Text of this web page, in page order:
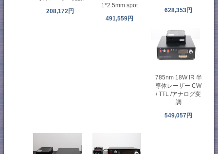
208,172円
1*2.5mm spot
491,559円
628,353円
785nm 18W IR 半
導体レーザー CW
/ TTL /アナログ変
調
549,057円